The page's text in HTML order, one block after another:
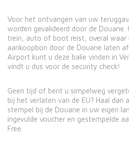
Voor het ontvangen van uw
worden gevalideerd door de Douane.
trein, auto of boot reist, overal waar
aankoopbon door de Douane laten
Airport kunt u deze balie vinden in
vindt u dus voor de security check!
Geen tijd of bent u simpelweg
bij het verlaten van de EU? Haal dan
stempel bij de Douane in uw eigen
ingevulde voucher en gestempelde
Free.